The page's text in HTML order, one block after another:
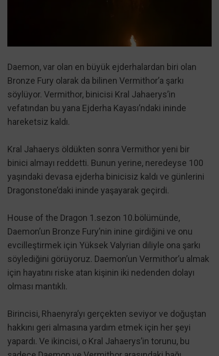
Daemon, var olan en büyük ejderhalardan biri olan
Bronze Fury olarak da bilinen Vermithor’a şarkı
söylüyor. Vermithor, binicisi Kral Jahaerys’in
vefatından bu yana Ejderha Kayası’ndaki ininde
hareketsiz kaldı.
Kral Jahaerys öldükten sonra Vermithor yeni bir
binici almayı reddetti. Bunun yerine, neredeyse 100
yaşındaki devasa ejderha binicisiz kaldı ve günlerini
Dragonstone’daki ininde yaşayarak geçirdi.
House of the Dragon 1.sezon 10.bölümünde,
Daemon’un Bronze Fury’nin inine girdiğini ve onu
evcilleştirmek için Yüksek Valyrian diliyle ona şarkı
söylediğini görüyoruz. Daemon’un Vermithor’u almak
için hayatını riske atan kişinin iki nedenden dolayı
olması mantıklı.
Birincisi, Rhaenyra’yı gerçekten seviyor ve doğuştan
hakkını geri almasına yardım etmek için her şeyi
yapardı. Ve ikincisi, o Kral Jahaerys’in torunu, bu